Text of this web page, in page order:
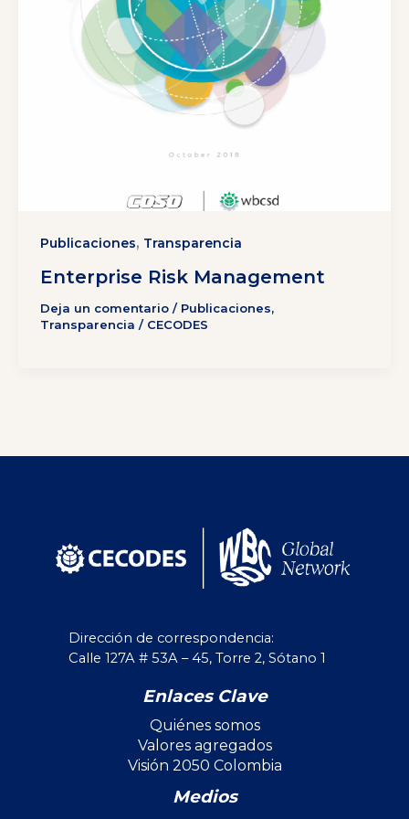
Publicaciones, Transparencia
Enterprise Risk Management
Deja un comentario / Publicaciones,
Transparencia / CECODES
Dirección de correspondencia:
Calle 127A # 53A – 45, Torre 2, Sótano 1
Enlaces Clave
Quiénes somos
Valores agregados
Visión 2050 Colombia
Medios